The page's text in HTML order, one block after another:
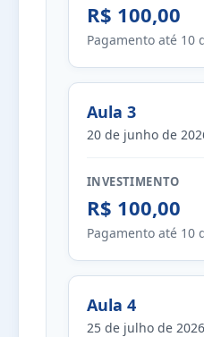
R$ 100,00
Pagamento até 10
Aula 3
20 de junho de
INVESTIMENTO
R$ 100,00
Pagamento até 10
Aula 4
25 de julho de 2026